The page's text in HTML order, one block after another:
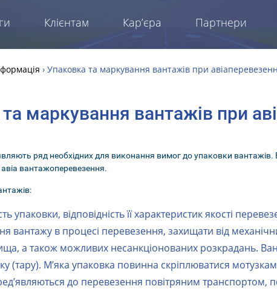
Клієнтам Кар’єра Партнери
› Упаковка та маркування вантажів при
маркування вантажів при
ряд необхідних для виконання вимог до упаковки
вантажоперевезення.
упаковки, відповідність її характеристик якості
вантажу в процесі перевезення, захищати від
а також можливих несанкціонованих розкрадань.
(тару). М’яка упаковка повинна скріплюватися
до перевезення повітряним транспортом,